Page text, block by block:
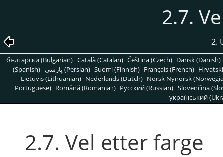
2.7.
2.
български (Bulgarian) Català (Catalan) Čeština (Czech) Dansk (Danish)
(Spanish)
پارسی (Persian) Suomi (Finnish) Français (French)
Lietuvis (Lithuanian) Nederlands (Dutch) Norsk Nynorsk
Portuguese) Română (Romanian) Pусский (Russian) Slovenčina
український
2.7. Vel etter farge